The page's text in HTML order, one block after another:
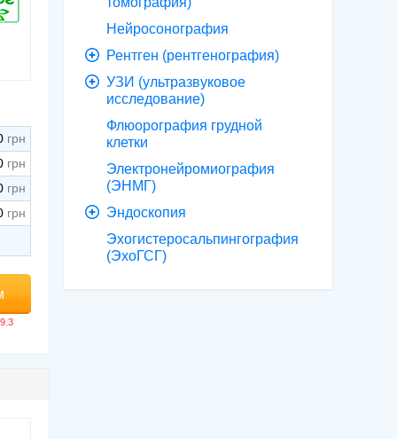
Нейросонография
Рентген (рентгенография)
УЗИ (ультразвуковое
исследование)
Флюорография грудной
клетки
Электронейромиография
(ЭНМГ)
Эндоскопия
Эхогистеросальпингография
(ЭхоГСГ)